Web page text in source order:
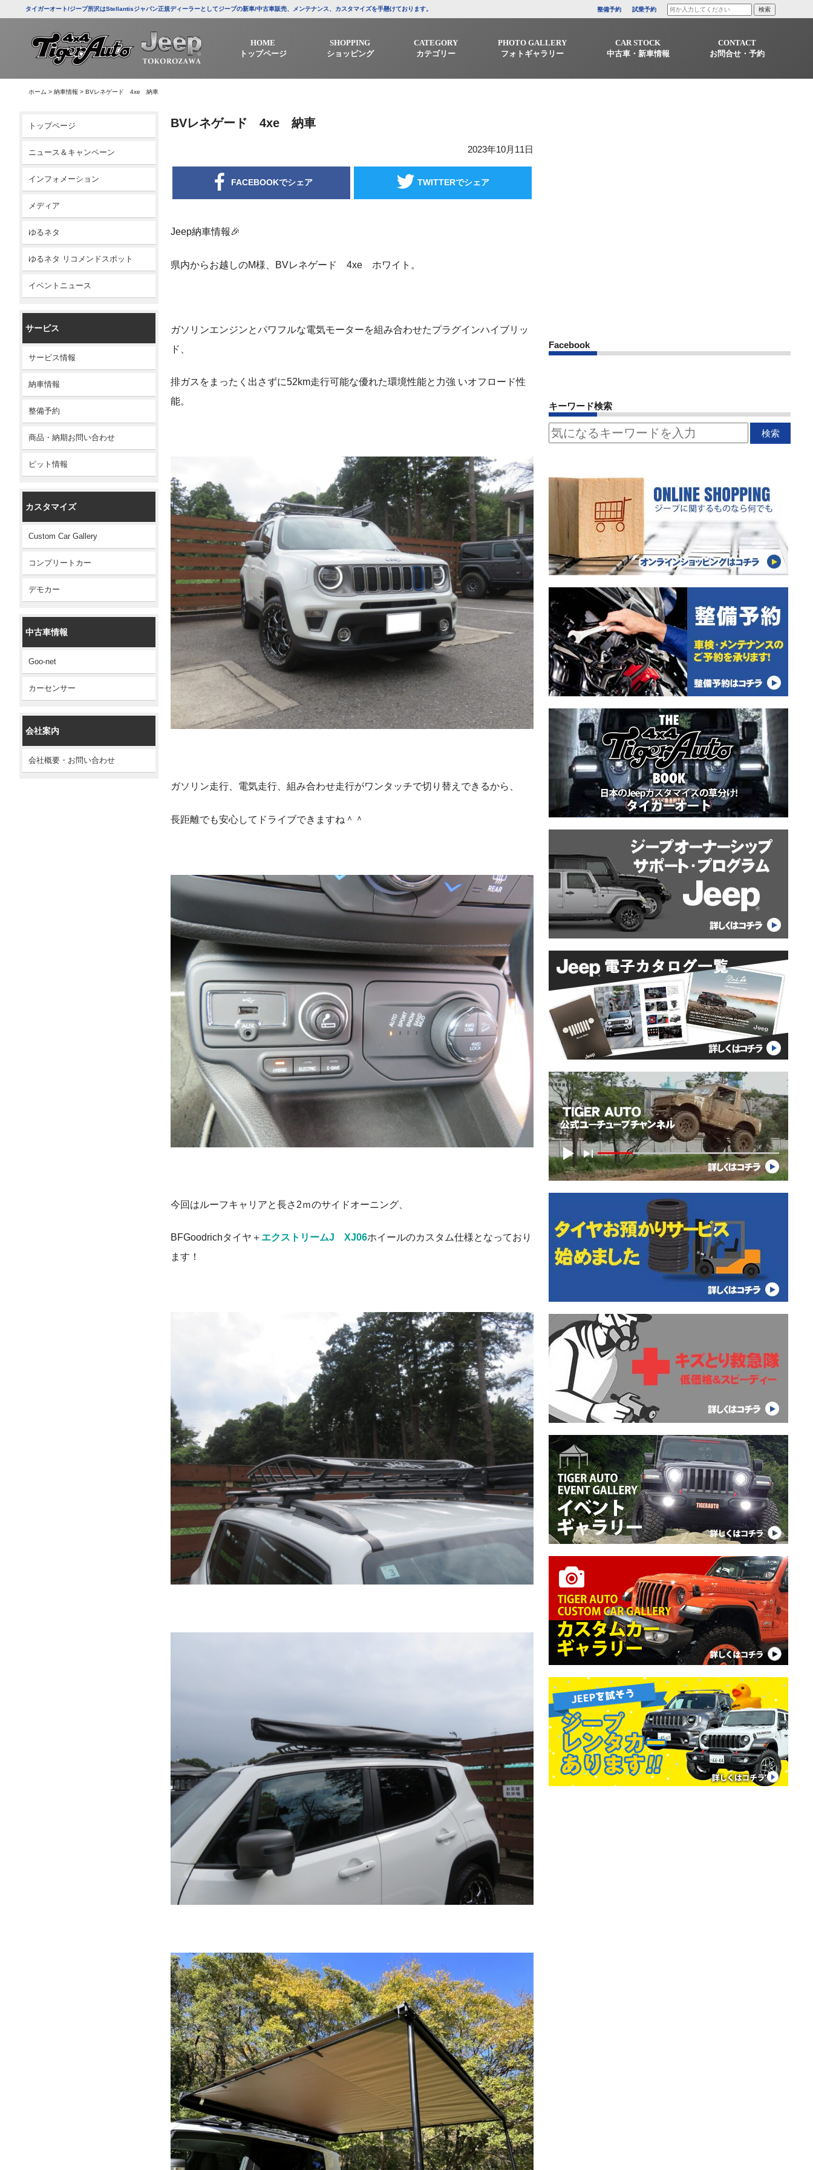
タイガーオート/ジープ所沢はStellantisジャパン正規ディーラーとしてジープの新車/中古車販売、メンテナンス、カスタマイズを手懸けております。 整備予約 試乗予約
HOME
トップページ
SHOPPING
ショッピング
CATEGORY
カテゴリー
PHOTO GALLERY
フォトギャラリー
CAR STOCK
中古車・新車情報
CONTACT
お問合せ・予約
ホーム > 納車情報 > BVレネゲード 4xe 納車
トップページ
ニュース＆キャンペーン
インフォメーション
メディア
ゆるネタ
ゆるネタ リコメンドスポット
イベントニュース
サービス
サービス情報
納車情報
整備予約
商品・納期お問い合わせ
ピット情報
カスタマイズ
Custom Car Gallery
コンプリートカー
デモカー
中古車情報
Goo-net
カーセンサー
会社案内
会社概要・お問い合わせ
BVレネゲード 4xe 納車
2023年10月11日
FACEBOOKでシェア TWITTERでシェア
Jeep納車情報🎉
県内からお越しのM様、BVレネゲード 4xe ホワイト。
ガソリンエンジンとパワフルな電気モーターを組み合わせたプラグインハイブリッ
ド、
排ガスをまったく出さずに52km走行可能な優れた環境性能と力強 いオフロード性
能。
ガソリン走行、電気走行、組み合わせ走行がワンタッチで切り替えできるから、
長距離でも安心してドライブできますね＾＾
今回はルーフキャリアと長さ2ｍのサイドオーニング、
BFGoodrichタイヤ＋ エクストリームJ XJ06ホイールのカスタム仕様となっており
ます！
Facebook
キーワード検索